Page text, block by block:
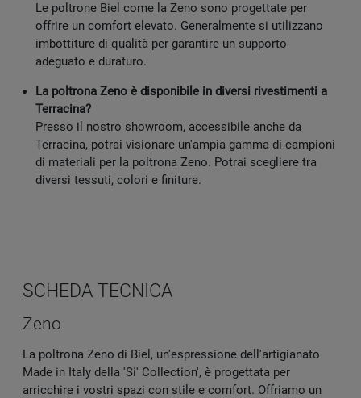
Le poltrone Biel come la Zeno sono progettate per
offrire un comfort elevato. Generalmente si utilizzano
imbottiture di qualità per garantire un supporto
adeguato e duraturo.
La poltrona Zeno è disponibile in diversi rivestimenti a
Terracina?
Presso il nostro showroom, accessibile anche da
Terracina, potrai visionare un'ampia gamma di campioni
di materiali per la poltrona Zeno. Potrai scegliere tra
diversi tessuti, colori e finiture.
SCHEDA TECNICA
Zeno
La poltrona Zeno di Biel, un'espressione dell'artigianato
Made in Italy della 'Si' Collection', è progettata per
arricchire i vostri spazi con stile e comfort. Offriamo un